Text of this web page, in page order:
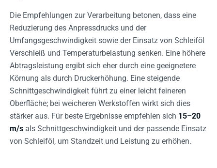
Die Empfehlungen zur Verarbeitung betonen, dass eine
Reduzierung des Anpressdrucks und der
Umfangsgeschwindigkeit sowie der Einsatz von Schleiföl
Verschleiß und Temperaturbelastung senken. Eine höhere
Abtragsleistung ergibt sich eher durch eine geeignetere
Körnung als durch Druckerhöhung. Eine steigende
Schnittgeschwindigkeit führt zu einer leicht feineren
Oberfläche; bei weicheren Werkstoffen wirkt sich dies
stärker aus. Für beste Ergebnisse empfehlen sich 15–20
m/s als Schnittgeschwindigkeit und der passende Einsatz
von Schleiföl, um Standzeit und Leistung zu erhöhen.